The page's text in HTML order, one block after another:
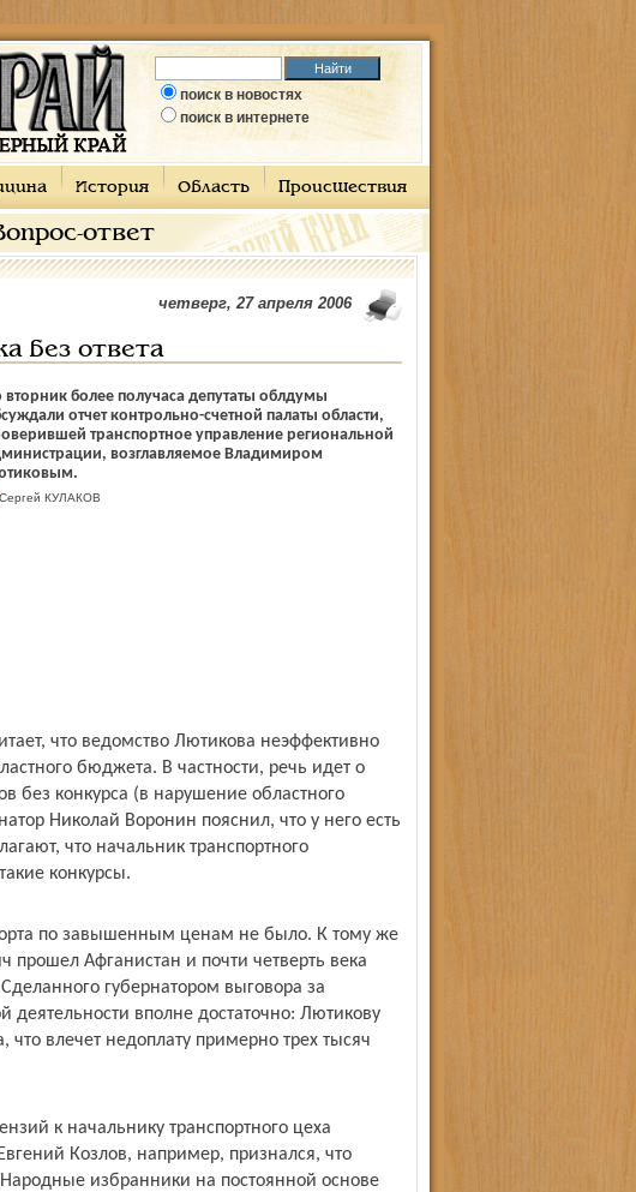
поиск в новостях
поиск в интернете
История Область Происшествия
ответ
четверг, 27 апреля 2006
без ответа
вторник более получаса депутаты облдумы
отчет контрольно-счетной палаты области,
транспортное управление региональной
возглавляемое Владимиром
Сергей КУЛАКОВ
что ведомство Лютикова неэффективно
бюджета. В частности, речь идет о
без конкурса (в нарушение областного
Николай Воронин пояснил, что у него есть
что начальник транспортного
конкурсы.
по завышенным ценам не было. К тому же
Афганистан и почти четверть века
губернатором выговора за
вполне достаточно: Лютикову
влечет недоплату примерно трех тысяч
к начальнику транспортного цеха
Козлов, например, признался, что
избранники на постоянной основе